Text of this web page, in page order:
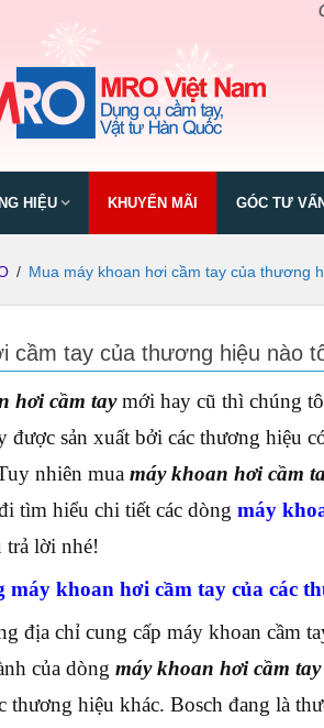
Chào
HIỆU KHUYẾN MÃI GÓC TƯ VẤN
/ Mua máy khoan hơi cầm tay của thương
cầm tay của thương hiệu nào
hơi cầm tay mới hay cũ thì chúng
được sản xuất bởi các thương hiệu
nhiên mua máy khoan hơi cầm
tìm hiểu chi tiết các dòng máy
trả lời nhé!
máy khoan hơi cầm tay của các
địa chỉ cung cấp máy khoan cầm
của dòng máy khoan hơi cầm tay
thương hiệu khác. Bosch đang là